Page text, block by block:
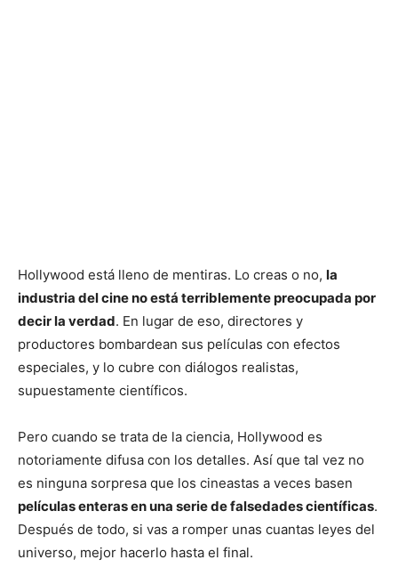
Hollywood está lleno de mentiras. Lo creas o no, la
industria del cine no está terriblemente preocupada por
decir la verdad. En lugar de eso, directores y
productores bombardean sus películas con efectos
especiales, y lo cubre con diálogos realistas,
supuestamente científicos.
Pero cuando se trata de la ciencia, Hollywood es
notoriamente difusa con los detalles. Así que tal vez no
es ninguna sorpresa que los cineastas a veces basen
películas enteras en una serie de falsedades científicas.
Después de todo, si vas a romper unas cuantas leyes del
universo, mejor hacerlo hasta el final.